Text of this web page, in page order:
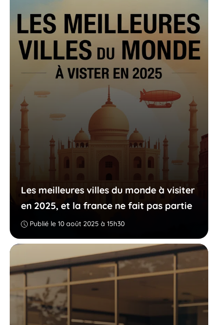
Les meilleures villes du monde à visiter
en 2025, et la france ne fait pas partie
Publié le 10 août 2025 à 15h30